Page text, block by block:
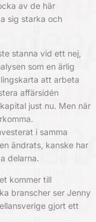
av de här
sig starka och
stanna vid ett nej,
som en ärlig
att arbeta
affärsidén
just nu. Men när
i samma
ändrats, kanske har
delarna.
kommer till
branscher ser Jenny
gjort ett